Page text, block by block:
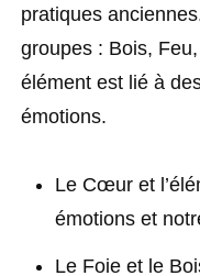
pratiques
groupes : Bois,
élément est lié à
émotions.
Le Cœur et
émotions et
Le Foie et le